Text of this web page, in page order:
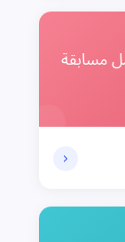
مسابقة